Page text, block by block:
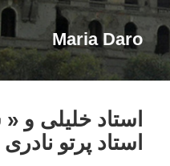
Maria Daro
استاد خلیلی و
استاد پرتو نادری